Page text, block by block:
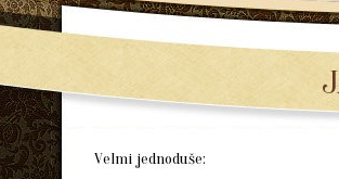
Velmi jednoduše: